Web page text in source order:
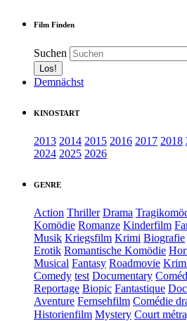
Film Finden
Suchen
Demnächst
KINOSTART
2013 2014 2015 2016 2017 2018
2024 2025 2026
GENRE
Action Thriller Drama
Komödie Romanze Kinderfilm
Musik Kriegsfilm Krimi Biografie
Erotik Romantische Komödie
Musical Fantasy Roadmovie
Comedy test Documentary
Reportage Biopic Fantastique
Aventure Fernsehfilm Comédie
Historienfilm Mystery Court